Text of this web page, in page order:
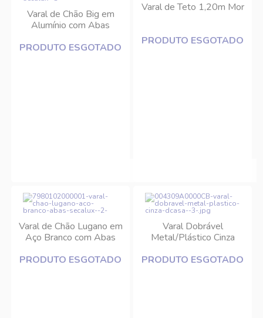
Varal de Chão Big em
Alumínio com Abas
PRODUTO ESGOTADO
Varal de Teto 1,20m Mor
PRODUTO ESGOTADO
Varal de Chão Lugano em
Aço Branco com Abas
PRODUTO ESGOTADO
Varal Dobrável
Metal/Plástico Cinza
PRODUTO ESGOTADO